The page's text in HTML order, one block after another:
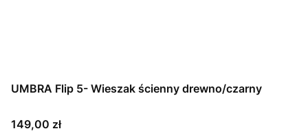
UMBRA Flip 5- Wieszak ścienny drewno/czarny
Cena
149,00 zł